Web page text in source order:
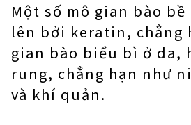
Một số mô gian bào
lên bởi keratin, chẳng
gian bào biểu bì ở da,
rung, chẳng hạn như
và khí quản.